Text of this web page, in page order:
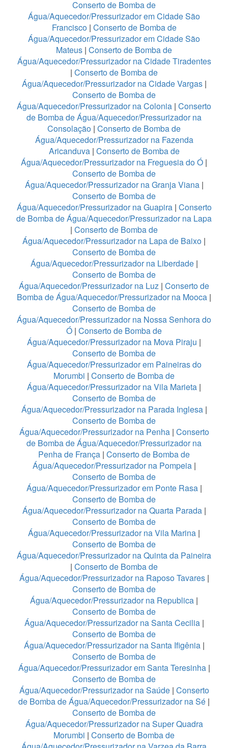
Conserto de Bomba de
Água/Aquecedor/Pressurizador em Cidade São
Francisco | Conserto de Bomba de
Água/Aquecedor/Pressurizador em Cidade São
Mateus | Conserto de Bomba de
Água/Aquecedor/Pressurizador na Cidade Tiradentes
| Conserto de Bomba de
Água/Aquecedor/Pressurizador na Cidade Vargas |
Conserto de Bomba de
Água/Aquecedor/Pressurizador na Colonia | Conserto
de Bomba de Água/Aquecedor/Pressurizador na
Consolação | Conserto de Bomba de
Água/Aquecedor/Pressurizador na Fazenda
Aricanduva| Conserto de Bomba de
Água/Aquecedor/Pressurizador na Freguesia do Ó |
Conserto de Bomba de
Água/Aquecedor/Pressurizador na Granja Viana|
Conserto de Bomba de
Água/Aquecedor/Pressurizador na Guapira| Conserto
de Bomba de Água/Aquecedor/Pressurizador na Lapa
| Conserto de Bomba de
Água/Aquecedor/Pressurizador na Lapa de Baixo |
Conserto de Bomba de
Água/Aquecedor/Pressurizador na Liberdade |
Conserto de Bomba de
Água/Aquecedor/Pressurizador na Luz | Conserto de
Bomba de Água/Aquecedor/Pressurizador na Mooca |
Conserto de Bomba de
Água/Aquecedor/Pressurizador na Nossa Senhora do
Ó | Conserto de Bomba de
Água/Aquecedor/Pressurizador na Mova Piraju |
Conserto de Bomba de
Água/Aquecedor/Pressurizador em Paineiras do
Morumbi | Conserto de Bomba de
Água/Aquecedor/Pressurizador na Vila Marieta |
Conserto de Bomba de
Água/Aquecedor/Pressurizador na Parada Inglesa |
Conserto de Bomba de
Água/Aquecedor/Pressurizador na Penha| Conserto
de Bomba de Água/Aquecedor/Pressurizador na
Penha de França | Conserto de Bomba de
Água/Aquecedor/Pressurizador na Pompeia|
Conserto de Bomba de
Água/Aquecedor/Pressurizador em Ponte Rasa|
Conserto de Bomba de
Água/Aquecedor/Pressurizador na Quarta Parada|
Conserto de Bomba de
Água/Aquecedor/Pressurizador na Vila Marina |
Conserto de Bomba de
Água/Aquecedor/Pressurizador na Quinta da Paineira
| Conserto de Bomba de
Água/Aquecedor/Pressurizador na Raposo Tavares|
Conserto de Bomba de
Água/Aquecedor/Pressurizador na Republica |
Conserto de Bomba de
Água/Aquecedor/Pressurizador na Santa Cecilia|
Conserto de Bomba de
Água/Aquecedor/Pressurizador na Santa Ifigênia |
Conserto de Bomba de
Água/Aquecedor/Pressurizador em Santa Teresinha|
Conserto de Bomba de
Água/Aquecedor/Pressurizador na Saúde| Conserto
de Bomba de Água/Aquecedor/Pressurizador na Sé |
Conserto de Bomba de
Água/Aquecedor/Pressurizador na Super Quadra
Morumbi | Conserto de Bomba de